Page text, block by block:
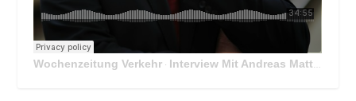
Wochenzeitung Verkehr · Interview Mit Andreas Matthä, CEO der ÖBB Holding